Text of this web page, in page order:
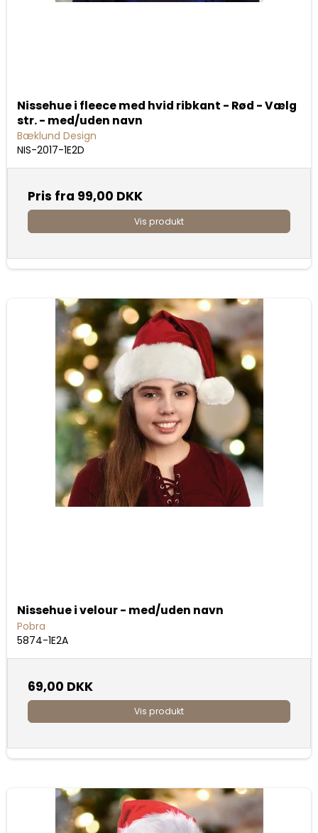
Nissehue i fleece med hvid ribkant - Rød - Vælg
str. - med/uden navn
Bæklund Design
NIS-2017-1E2D
Pris fra 99,00 DKK
Vis produkt
Nissehue i velour - med/uden navn
Pobra
5874-1E2A
69,00 DKK
Vis produkt